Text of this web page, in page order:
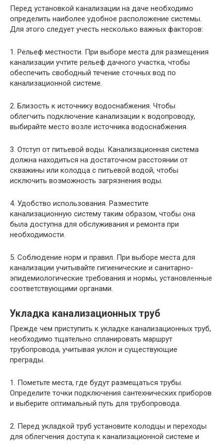
Перед установкой канализации на даче необходимо
определить наиболее удобное расположение системы.
Для этого следует учесть несколько важных факторов:
1. Рельеф местности. При выборе места для размещения
канализации учтите рельеф дачного участка, чтобы
обеспечить свободный течение сточных вод по
канализационной системе.
2. Близость к источнику водоснабжения. Чтобы
облегчить подключение канализации к водопроводу,
выбирайте место возле источника водоснабжения.
3. Отступ от питьевой воды. Канализационная система
должна находиться на достаточном расстоянии от
скважины или колодца с питьевой водой, чтобы
исключить возможность загрязнения воды.
4. Удобство использования. Разместите
канализационную систему таким образом, чтобы она
была доступна для обслуживания и ремонта при
необходимости.
5. Соблюдение норм и правил. При выборе места для
канализации учитывайте гигиенические и санитарно-
эпидемиологические требования и нормы, установленные
соответствующими органами.
Укладка канализационных труб
Прежде чем приступить к укладке канализационных труб,
необходимо тщательно спланировать маршрут
трубопровода, учитывая уклон и существующие
преграды.
1. Пометьте места, где будут размещаться трубы.
Определите точки подключения сантехнических приборов
и выберите оптимальный путь для трубопровода.
2. Перед укладкой труб установите колодцы и переходы
для облегчения доступа к канализационной системе и